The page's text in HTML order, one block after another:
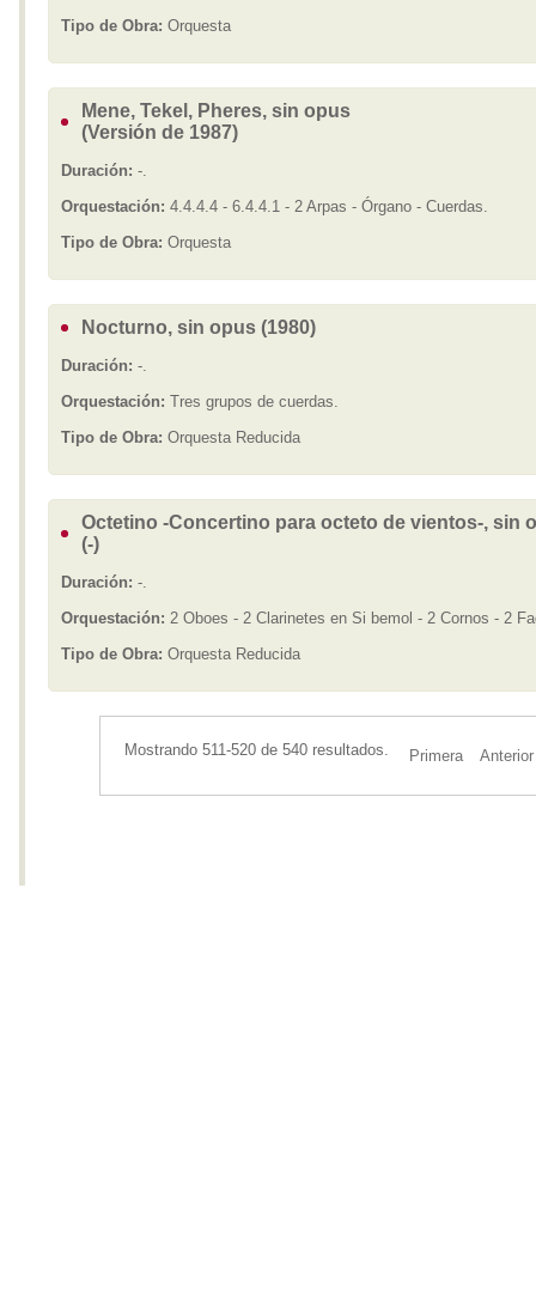
Tipo de Obra: Orquesta
Mene, Tekel, Pheres, sin opus
(Versión de 1987)
Duración: -.
Orquestación: 4.4.4.4 - 6.4.4.1 - 2 Arpas - Órgano - Cuerdas.
Tipo de Obra: Orquesta
Nocturno, sin opus (1980)
Duración: -.
Orquestación: Tres grupos de cuerdas.
Tipo de Obra: Orquesta Reducida
Octetino -Concertino para octeto de vientos-, sin
(-)
Duración: -.
Orquestación: 2 Oboes - 2 Clarinetes en Si bemol - 2 Cornos - 2
Tipo de Obra: Orquesta Reducida
Mostrando 511-520 de 540 resultados. Primera Anterior